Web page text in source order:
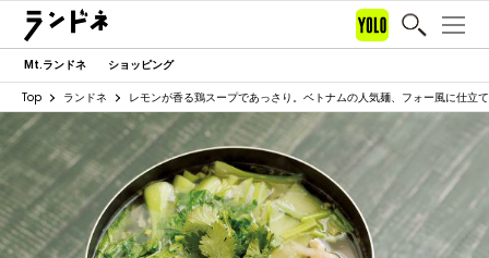
Mt.ランドネ ショッピング
Top ランドネ レモンが香る鶏スープであっさり。ベトナムの人気麺、フォー風に仕立